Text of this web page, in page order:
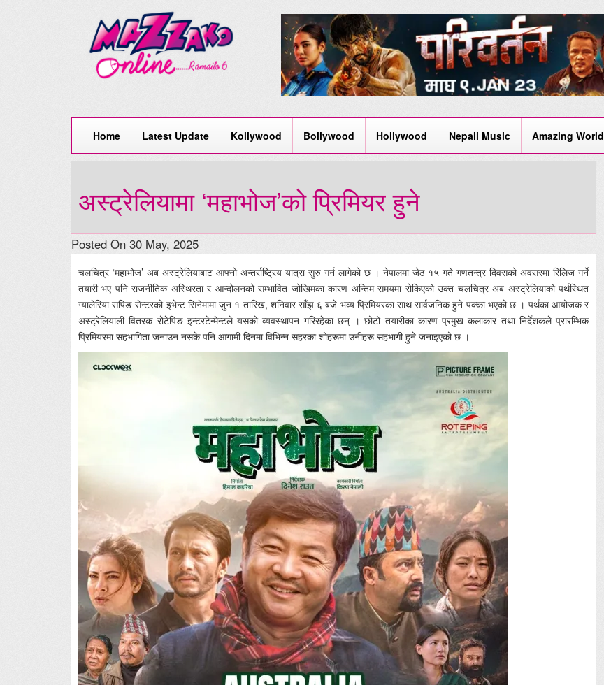
Home Latest Update Kollywood Bollywood Hollywood Nepali Music Amazing World
अस्ट्रेलियामा ‘महाभोज’को प्रिमियर हुने
Posted On 30 May, 2025
चलचित्र ‘महाभोज’ अब अस्ट्रेलियाबाट आफ्नो अन्तर्राष्ट्रिय यात्रा सुरु गर्न लागेको छ । नेपालमा जेठ १५ गते गणतन्त्र दिवसको अवसरमा रिलिज गर्ने
तयारी भए पनि राजनीतिक अस्थिरता र आन्दोलनको सम्भावित जोखिमका कारण अन्तिम समयमा रोकिएको उक्त चलचित्र अब अस्ट्रेलियाको पर्थस्थित
ग्यालेरिया सपिङ सेन्टरको इभेन्ट सिनेमामा जुन १ तारिख, शनिवार साँझ ६ बजे भव्य प्रिमियरका साथ सार्वजनिक हुने पक्का भएको छ । पर्थका आयोजक र
अस्ट्रेलियाली वितरक रोटेपिङ इन्टरटेन्मेन्टले यसको व्यवस्थापन गरिरहेका छन् । छोटो तयारीका कारण प्रमुख कलाकार तथा निर्देशकले प्रारम्भिक
प्रिमियरमा सहभागिता जनाउन नसके पनि आगामी दिनमा विभिन्न सहरका शोहरूमा उनीहरू सहभागी हुने जनाइएको छ ।